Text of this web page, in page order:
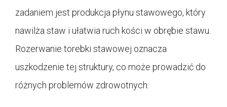
zadaniem jest produkcja płynu stawowego, który
nawilża staw i ułatwia ruch kości w obrębie stawu.
Rozerwanie torebki stawowej oznacza
uszkodzenie tej struktury, co może prowadzić do
różnych problemów zdrowotnych.